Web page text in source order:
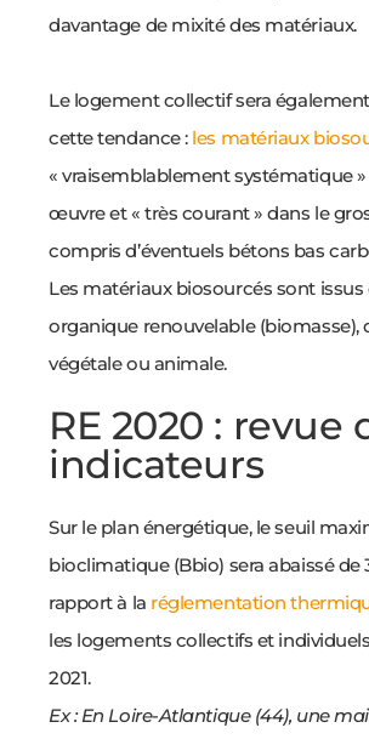
davantage de mixité des matériaux.
Le logement collectif sera
cette tendance : les matériaux
« vraisemblablement systématique
œuvre et « très courant » dans le
compris d’éventuels bétons bas
Les matériaux biosourcés sont
organique renouvelable (biomasse),
végétale ou animale.
RE 2020 : revue
indicateurs
Sur le plan énergétique, le seuil
bioclimatique (Bbio) sera abaissé de
rapport à la réglementation
les logements collectifs et
2021.
Ex : En Loire-Atlantique (44), une